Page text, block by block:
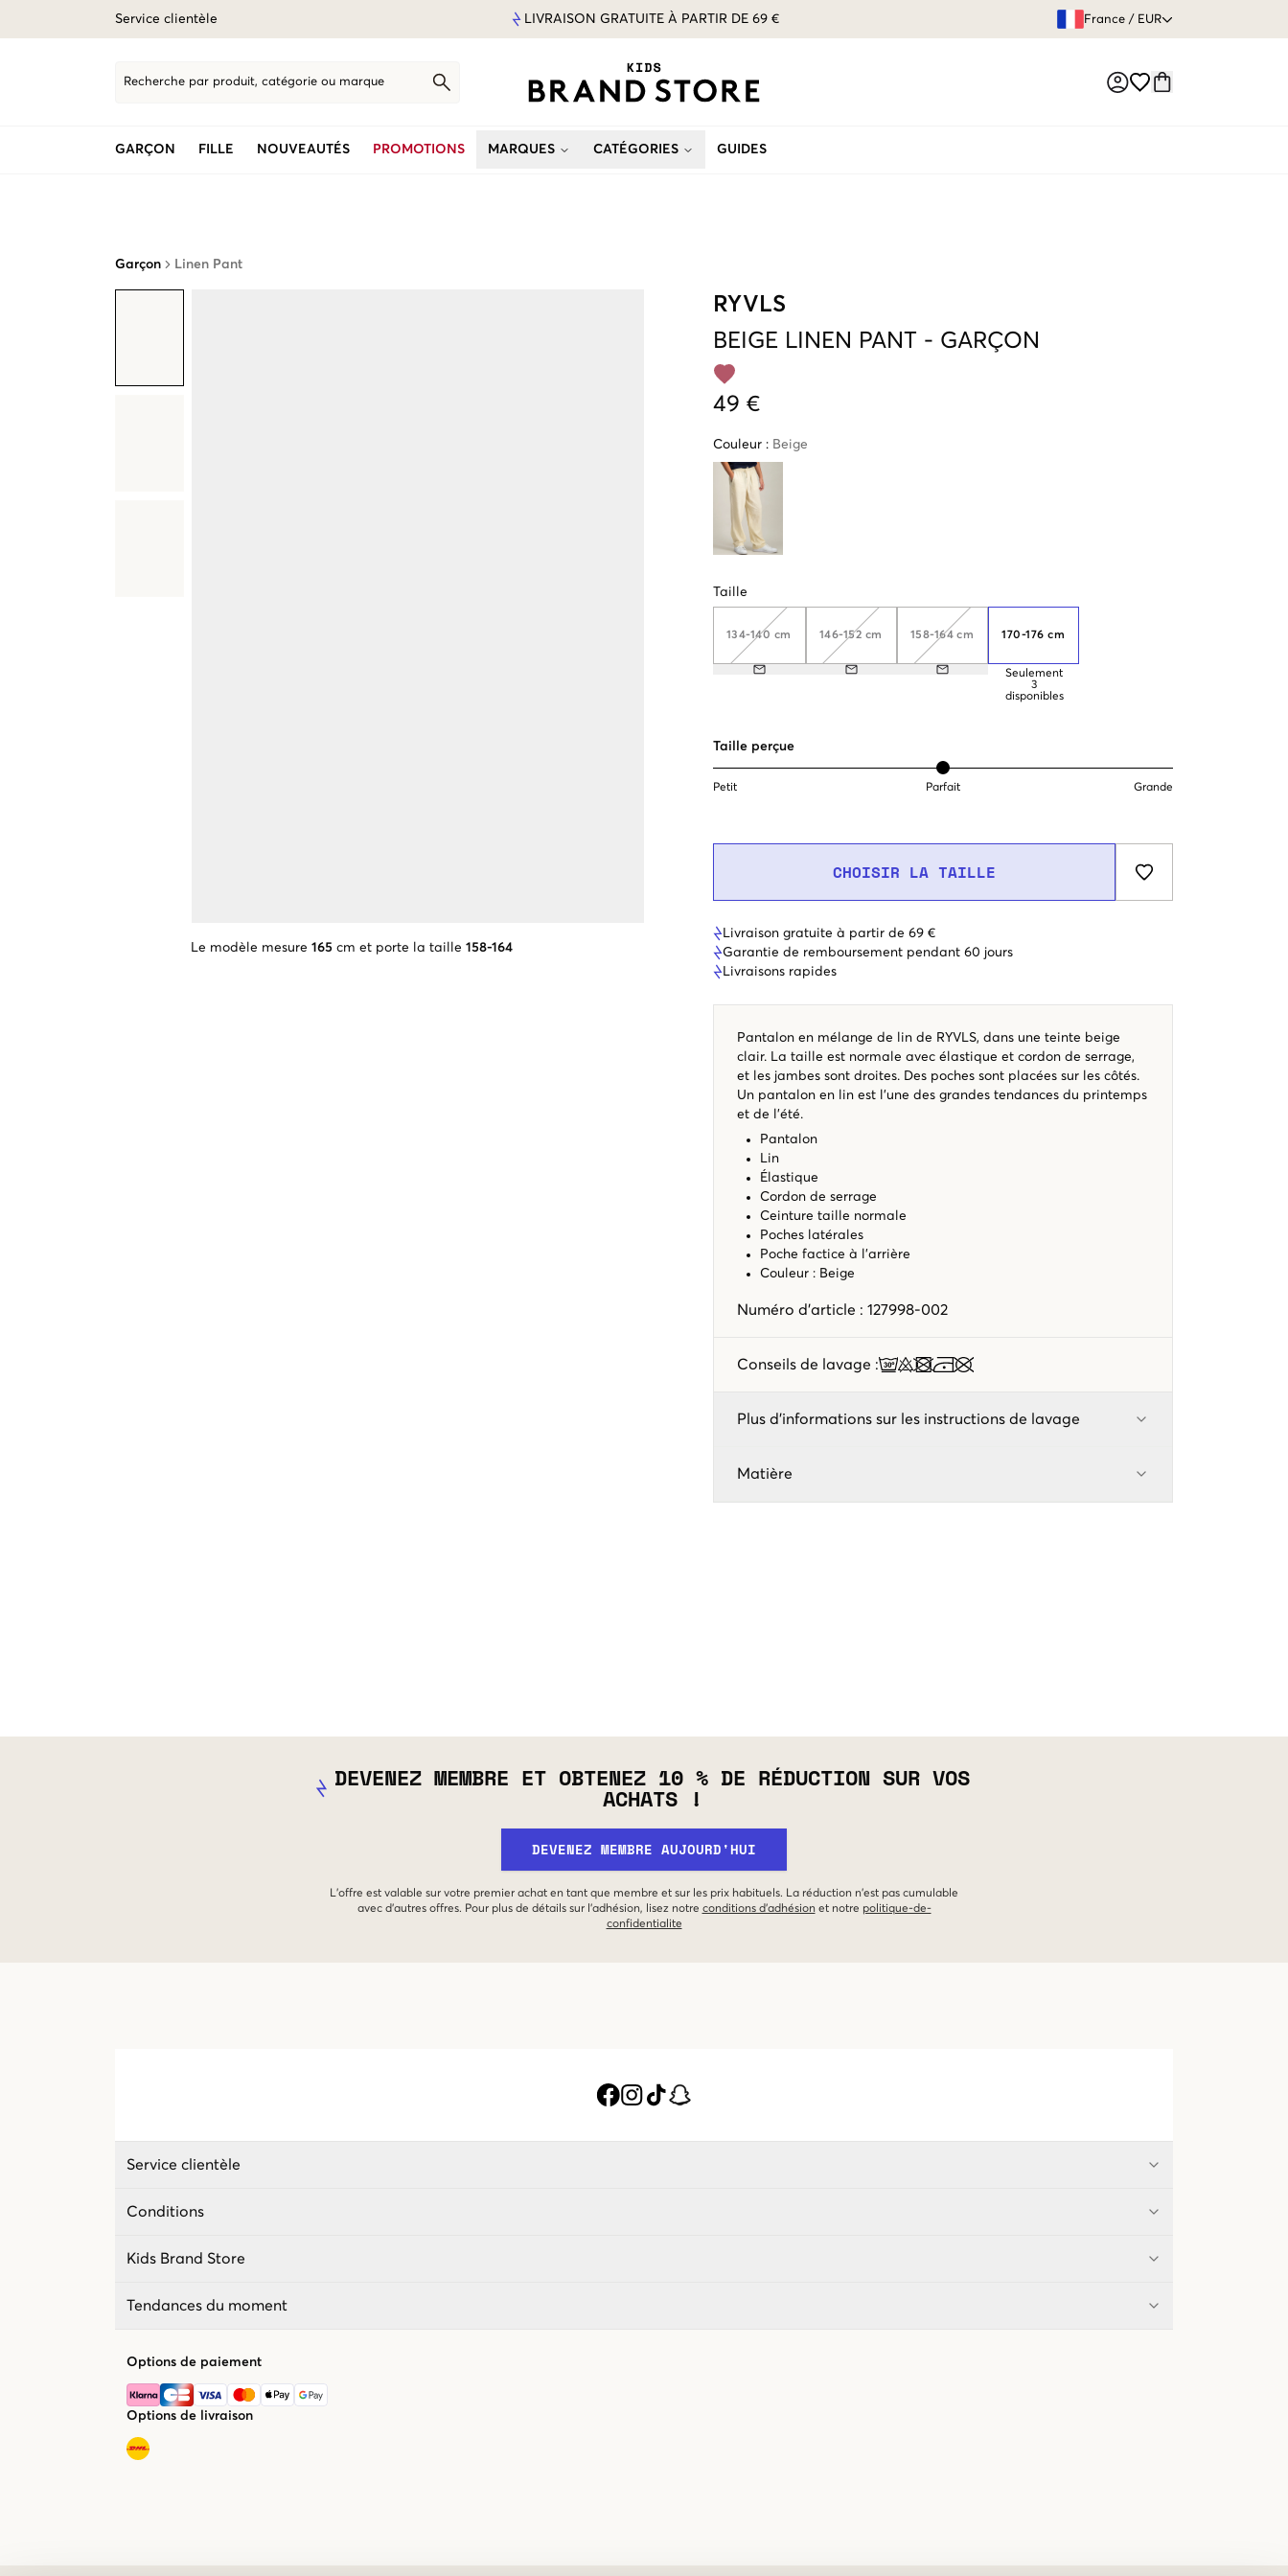
Service clientèle LIVRAISON GRATUITE À PARTIR DE 69 € GARANTIE DE
France / EUR
Recherche par produit, catégorie ou marque
GARÇON FILLE NOUVEAUTÉS PROMOTIONS MARQUES CATÉGORIES GUIDES
Garçon Linen Pant
Le modèle mesure 165 cm et porte la taille 158-164
RYVLS
BEIGE LINEN PANT - GARÇON
49 €
Couleur : Beige
Taille
134-140 cm 146-152 cm 158-164 cm 170-176 cm
Seulement
3
disponibles
Taille perçue
Petit Parfait Grande
CHOISIR LA TAILLE
Livraison gratuite à partir de 69 €
Garantie de remboursement pendant 60 jours
Livraisons rapides
Pantalon en mélange de lin de RYVLS, dans une teinte beige
clair. La taille est normale avec élastique et cordon de serrage,
et les jambes sont droites. Des poches sont placées sur les côtés.
Un pantalon en lin est l’une des grandes tendances du printemps
et de l’été.
Pantalon
Lin
Élastique
Cordon de serrage
Ceinture taille normale
Poches latérales
Poche factice à l’arrière
Couleur : Beige
Numéro d'article : 127998-002
Conseils de lavage :
Plus d'informations sur les instructions de lavage
Matière
DEVENEZ MEMBRE ET OBTENEZ 10 % DE RÉDUCTION SUR VOS
ACHATS !
DEVENEZ MEMBRE AUJOURD'HUI
L'offre est valable sur votre premier achat en tant que membre et sur les prix habituels. La réduction n'est pas cumulable
avec d'autres offres. Pour plus de détails sur l'adhésion, lisez notre conditions d'adhésion et notre politique-de-
confidentialite
Service clientèle
Conditions
Kids Brand Store
Tendances du moment
Options de paiement
Options de livraison